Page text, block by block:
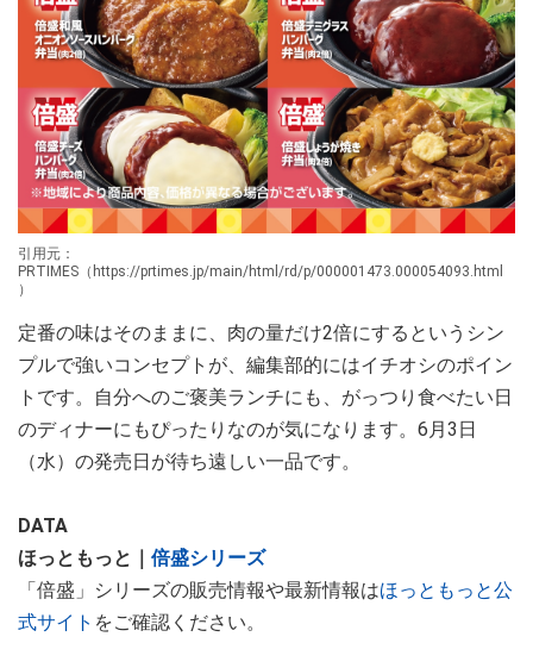
引用元：
PRTIMES（https://prtimes.jp/main/html/rd/p/000001473.000054093.html
）
定番の味はそのままに、肉の量だけ2倍にするというシン
プルで強いコンセプトが、編集部的にはイチオシのポイン
トです。自分へのご褒美ランチにも、がっつり食べたい日
のディナーにもぴったりなのが気になります。6月3日
（水）の発売日が待ち遠しい一品です。
DATA
ほっともっと｜ 倍盛シリーズ
「倍盛」シリーズの販売情報や最新情報はほっともっと公
式サイト をご確認ください。